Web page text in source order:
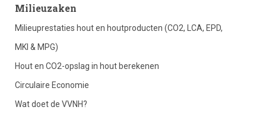
Milieuzaken
Milieuprestaties hout en houtproducten (CO2, LCA, EPD,
MKI & MPG)
Hout en CO2-opslag in hout berekenen
Circulaire Economie
Wat doet de VVNH?